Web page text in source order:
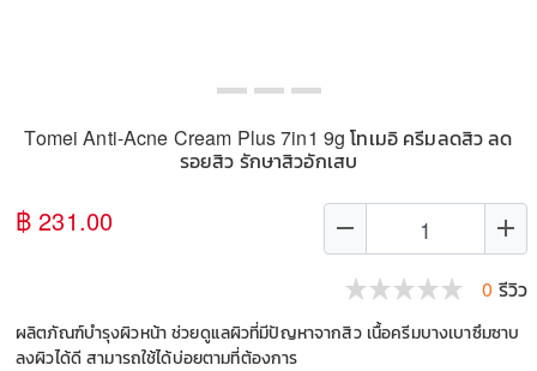
Tomei Anti-Acne Cream Plus 7in1 9g โทเมอิ ครีมลดสิว ลด
รอยสิว รักษาสิวอักเสบ
฿ 231.00 remove add
0 รีวิว
ผลิตภัณฑ์บำรุงผิวหน้า ช่วยดูแลผิวที่มีปัญหาจากสิว เนื้อครีมบางเบาซึมซาบ
ลงผิวได้ดี สามารถใช้ได้บ่อยตามที่ต้องการ